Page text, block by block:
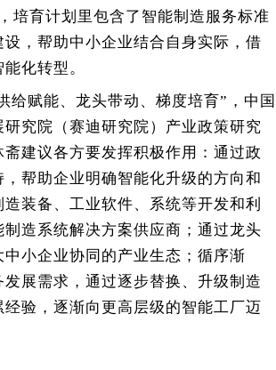
培育计划里包含了智能制造服务标准
，帮助中小企业结合自身实际，借
化转型。
给赋能、龙头带动、梯度培育”， 中国
究院（赛迪研究院）产业政策研究
斋建议各方要发挥积极作用：通过政
帮助企业明确智能化升级的方向和
装备、工业软件、系统等开发和利
造系统解决方案供应商；通过龙头
小企业协同的产业生态；循序渐
展需求，通过逐步替换、升级制造
验，逐渐向更高层级的智能工厂迈